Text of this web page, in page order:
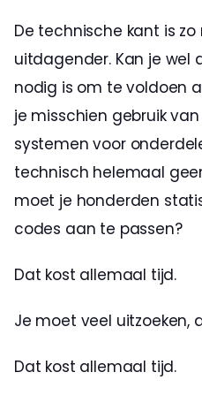
De technische kant is
uitdagender. Kan je wel
nodig is om te voldoen
je misschien gebruik
systemen voor
technisch helemaal
moet je honderden
codes aan te passen?
Dat kost allemaal tijd.
Je moet veel uitzoeken,
Dat kost allemaal tijd.